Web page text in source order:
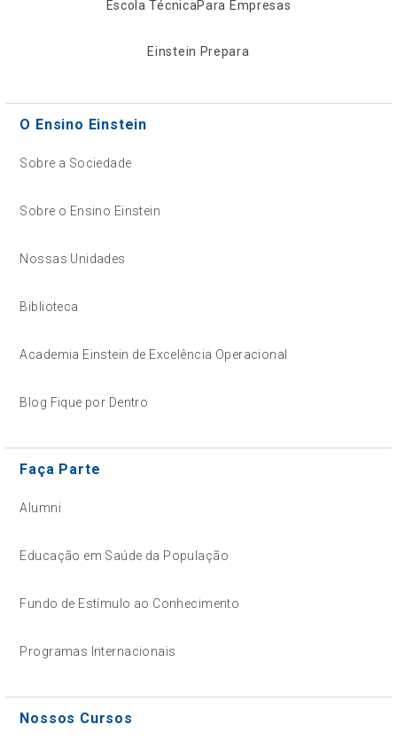
Escola TécnicaPara Empresas
Einstein Prepara
O Ensino Einstein
Sobre a Sociedade
Sobre o Ensino Einstein
Nossas Unidades
Biblioteca
Academia Einstein de Excelência Operacional
Blog Fique por Dentro
Faça Parte
Alumni
Educação em Saúde da População
Fundo de Estímulo ao Conhecimento
Programas Internacionais
Nossos Cursos